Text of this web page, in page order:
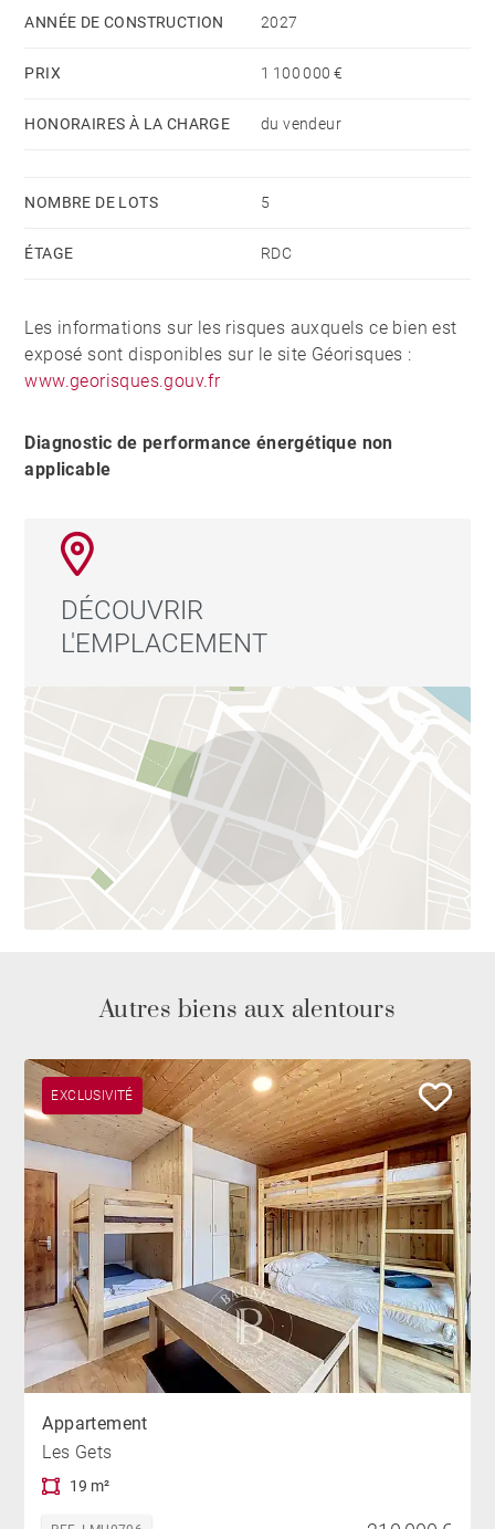
pied.
Contactez-nous pour obtenir les plans et la notice
ANNÉE DE CONSTRUCTION 2027
PRIX 1 100 000 €
HONORAIRES À LA CHARGE du vendeur
NOMBRE DE LOTS 5
ÉTAGE RDC
Les informations sur les risques auxquels ce bien est
exposé sont disponibles sur le site Géorisques :
www.georisques.gouv.fr
Diagnostic de performance énergétique non
applicable
DÉCOUVRIR
L'EMPLACEMENT
Autres biens aux alentours
EXCLUSIVITÉ
Appartement
Les Gets
19 m²